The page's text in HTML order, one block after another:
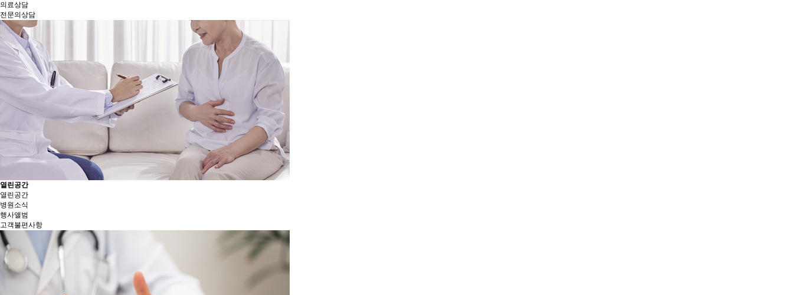
의료상담
전문의상담
열린공간
열린공간
병원소식
행사앨범
고객불편사항